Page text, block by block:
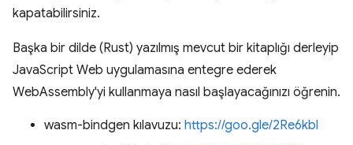
kapatabilirsiniz.
Başka bir dilde (Rust) yazılmış mevcut bir kitaplığı derleyip
JavaScript Web uygulamasına entegre ederek
WebAssembly'yi kullanmaya nasıl başlayacağınızı öğrenin.
wasm-bindgen kılavuzu: https://goo.gle/2Re6kbl